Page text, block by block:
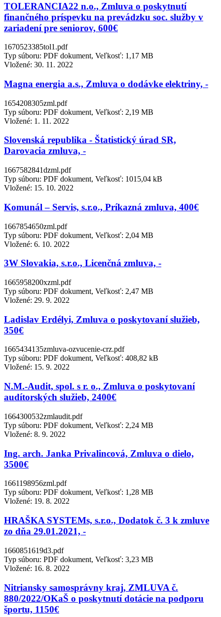
TOLERANCIA22 n.o., Zmluva o poskytnutí
finančného príspevku na prevádzku soc. služby v
zariadení pre seniorov, 600€
1670523385tol1.pdf
Typ súboru: PDF dokument, Veľkosť: 1,17 MB
Vložené: 30. 11. 2022
Magna energia a.s., Zmluva o dodávke elektriny, -
1654208305zml.pdf
Typ súboru: PDF dokument, Veľkosť: 2,19 MB
Vložené: 1. 11. 2022
Slovenská republika - Štatistický úrad SR,
Darovacia zmluva, -
1667582841dzml.pdf
Typ súboru: PDF dokument, Veľkosť: 1015,04 kB
Vložené: 15. 10. 2022
Komunál – Servis, s.r.o., Príkazná zmluva, 400€
1667854650zml.pdf
Typ súboru: PDF dokument, Veľkosť: 2,04 MB
Vložené: 6. 10. 2022
3W Slovakia, s.r.o., Licenčná zmluva, -
1665958200xzml.pdf
Typ súboru: PDF dokument, Veľkosť: 2,47 MB
Vložené: 29. 9. 2022
Ladislav Erdélyi, Zmluva o poskytovaní služieb,
350€
1665434135zmluva-ozvucenie-crz.pdf
Typ súboru: PDF dokument, Veľkosť: 408,82 kB
Vložené: 15. 9. 2022
N.M.-Audit, spol. s r. o., Zmluva o poskytovaní
audítorských služieb, 2400€
1664300532zmlaudit.pdf
Typ súboru: PDF dokument, Veľkosť: 2,24 MB
Vložené: 8. 9. 2022
Ing. arch. Janka Privalincová, Zmluva o dielo,
3500€
1661198956zml.pdf
Typ súboru: PDF dokument, Veľkosť: 1,28 MB
Vložené: 19. 8. 2022
HRAŠKA SYSTEMs, s.r.o., Dodatok č. 3 k zmluve
zo dňa 29.01.2021, -
1660851619d3.pdf
Typ súboru: PDF dokument, Veľkosť: 3,23 MB
Vložené: 16. 8. 2022
Nitriansky samosprávny kraj, ZMLUVA č.
880/2022/OKaŠ o poskytnutí dotácie na podporu
športu, 1150€